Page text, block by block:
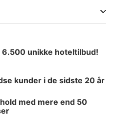
6.500 unikke hoteltilbud!
kunder i de sidste 20 år
med mere end 50